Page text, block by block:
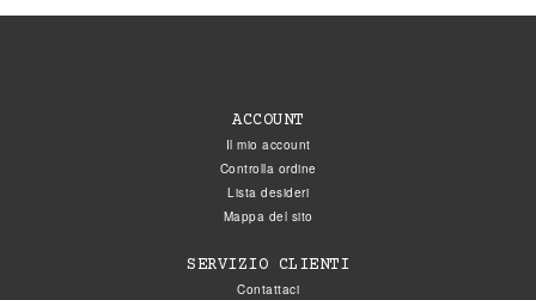
ACCOUNT
Il mio account
Controlla ordine
Lista desideri
Mappa del sito
SERVIZIO CLIENTI
Contattaci